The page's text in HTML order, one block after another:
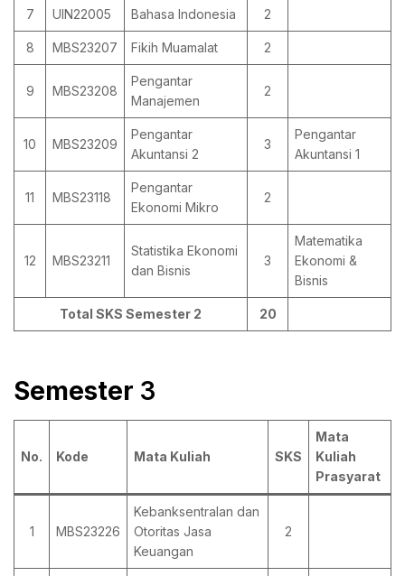
7 UIN22005 Bahasa Indonesia 2
8 MBS23207 Fikih Muamalat 2
9 MBS23208
Pengantar
Manajemen
2
10 MBS23209
Pengantar
Akuntansi 2
3
Pengantar
Akuntansi 1
11 MBS23118
Pengantar
Ekonomi Mikro
2
12 MBS23211
Statistika Ekonomi
dan Bisnis
3
Matematika
Ekonomi &
Bisnis
Total SKS Semester 2 20
Semester 3
No. Kode Mata Kuliah SKS
Mata
Kuliah
Prasyarat
1 MBS23226
Kebanksentralan dan
Otoritas Jasa
Keuangan
2